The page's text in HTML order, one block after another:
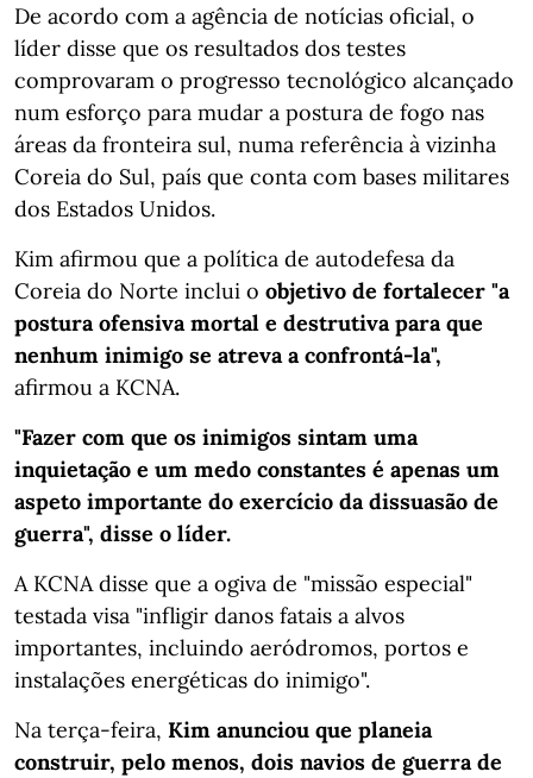
De acordo com a agência de notícias oficial, o
líder disse que os resultados dos testes
comprovaram o progresso tecnológico alcançado
num esforço para mudar a postura de fogo nas
áreas da fronteira sul, numa referência à vizinha
Coreia do Sul, país que conta com bases militares
dos Estados Unidos.
Kim afirmou que a política de autodefesa da
Coreia do Norte inclui o objetivo de fortalecer "a
postura ofensiva mortal e destrutiva para que
nenhum inimigo se atreva a confrontá-la",
afirmou a KCNA.
"Fazer com que os inimigos sintam uma
inquietação e um medo constantes é apenas um
aspeto importante do exercício da dissuasão de
guerra", disse o líder.
A KCNA disse que a ogiva de "missão especial"
testada visa "infligir danos fatais a alvos
importantes, incluindo aeródromos, portos e
instalações energéticas do inimigo".
Na terça-feira, Kim anunciou que planeia
construir, pelo menos, dois navios de guerra de